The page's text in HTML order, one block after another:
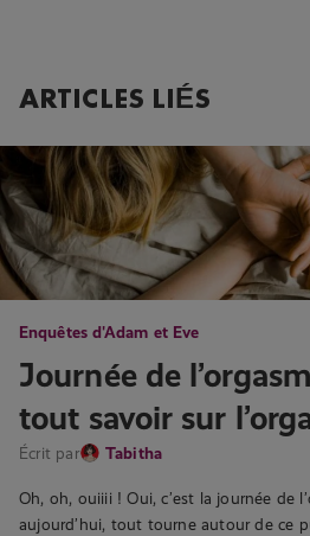
ARTICLES LIÉS
Enquêtes d'Adam et Eve
Journée de
tout savoir sur
Écrit par Tabitha
Oh, oh, ouiiii ! Oui, c’est la journée de
aujourd’hui, tout tourne autour de ce